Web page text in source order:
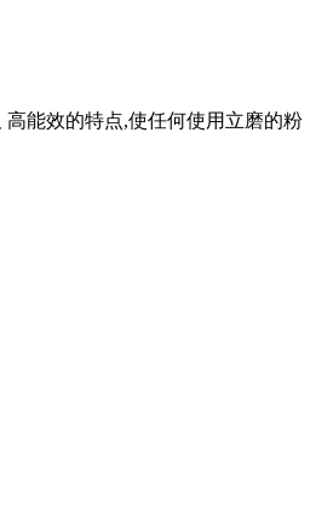
能效的特点,使任何使用立磨的粉